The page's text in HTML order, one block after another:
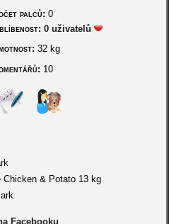
palců: 0
0 uživatelů
32 kg
10
Chicken & Potato 13 kg
Facebooku